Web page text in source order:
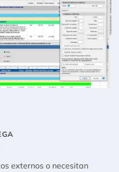
externos o necesitan